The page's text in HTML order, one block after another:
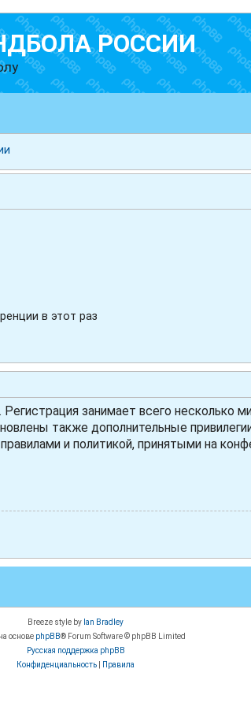
РОССИИ
в этот раз
занимает всего несколько
также дополнительные
и политикой, принятыми на
Breeze style by Ian Bradley
основе phpBB® Forum Software © phpBB Limited
Русская поддержка phpBB
Конфиденциальность
Правила